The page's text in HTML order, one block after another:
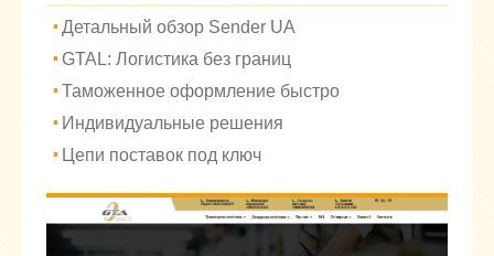
Детальный обзор Sender UA
GTAL: Логистика без границ
Таможенное оформление быстро
Индивидуальные решения
Цепи поставок под ключ